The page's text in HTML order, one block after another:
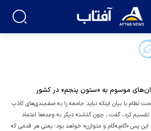
موسوم به «ستون پنجم» در کشور
با بیان اینکه نباید جامعه را به صف‌بندی‌های کاذبِ
تقسیم کرد، گفت:، چون گذشته دیگر به وعده‌ها اعتماد
این پس «گام‌به‌گام و متوازن» خواهد بود؛ یعنی هر قدمی که